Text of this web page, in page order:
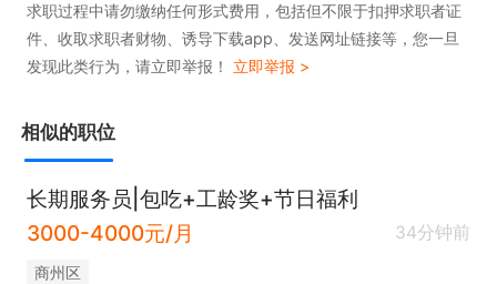
求职过程中请勿缴纳任何形式费用，包括但不限于扣押求职者证
件、收取求职者财物、诱导下载app、发送网址链接等，您一旦
发现此类行为，请立即举报！ 立即举报 >
相似的职位
长期服务员|包吃+工龄奖+节日福利
3000-4000元/月
34分钟前
商州区